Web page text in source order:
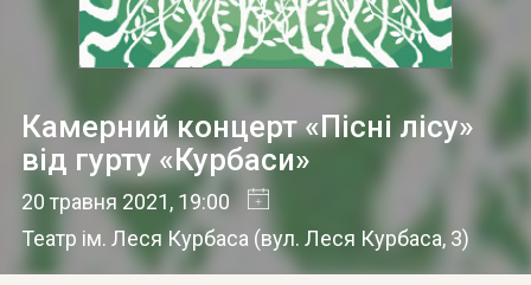
Камерний концерт «Пісні лісу»
від гурту «Курбаси»
20 травня 2021, 19:00
Театр ім. Леся Курбаса (вул. Леся Курбаса, 3)